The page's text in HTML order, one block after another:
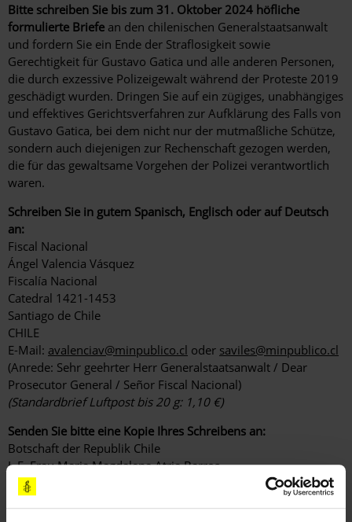
Bitte schreiben Sie bis zum 31. Oktober 2024 höfliche
formulierte Briefe an den chilenischen Generalstaatsanwalt
und fordern Sie ein Ende der Straflosigkeit sowie
Gerechtigkeit für Gustavo Gatica und alle anderen Personen,
die durch exzessive Polizeigewalt während der Proteste 2019
geschädigt wurden. Dringen Sie auf ein zügiges, unabhängiges
und effektives Gerichtsverfahren zur Aufklärung des Falls von
Gustavo Gatica, bei dem nicht nur der mutmaßliche Schütze,
sondern auch diejenigen zur Rechenschaft gezogen werden,
die für das gewaltsame Vorgehen der Polizei verantwortlich
waren.
Schreiben Sie in gutem Spanisch, Englisch oder auf Deutsch
an:
Fiscal Nacional
Ángel Valencia Vásquez
Fiscalía Nacional
Catedral 1421-1453
Santiago de Chile
CHILE
E-Mail: avalenciav@minpublico.cl oder saviles@minpublico.cl
(Anrede: Sehr geehrter Herr Generalstaatsanwalt / Dear
Prosecutor General / Señor Fiscal Nacional)
(Standardbrief Luftpost bis 20 g: 1,10 €)
Senden Sie bitte eine Kopie Ihres Schreibens an:
Botschaft der Republik Chile
I. E. Frau Maria Magdalena Atria Barros
Mohrenstr. 42
10117 Berlin